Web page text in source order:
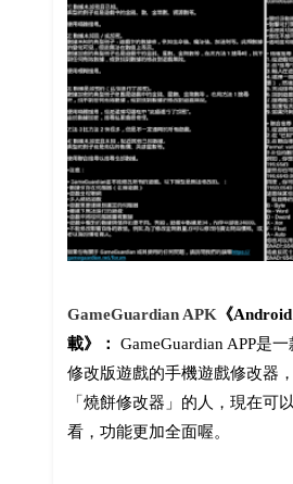
GameGuardian APK《
載》：
GameGuardian APP是
修改版遊戲的手機遊戲修改器
「燒餅修改器」的人，現在可
看，功能更加全面喔。